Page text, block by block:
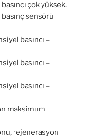
çok yüksek.
sensörü
basıncı –
basıncı –
basıncı –
maksimum
rejenerasyon